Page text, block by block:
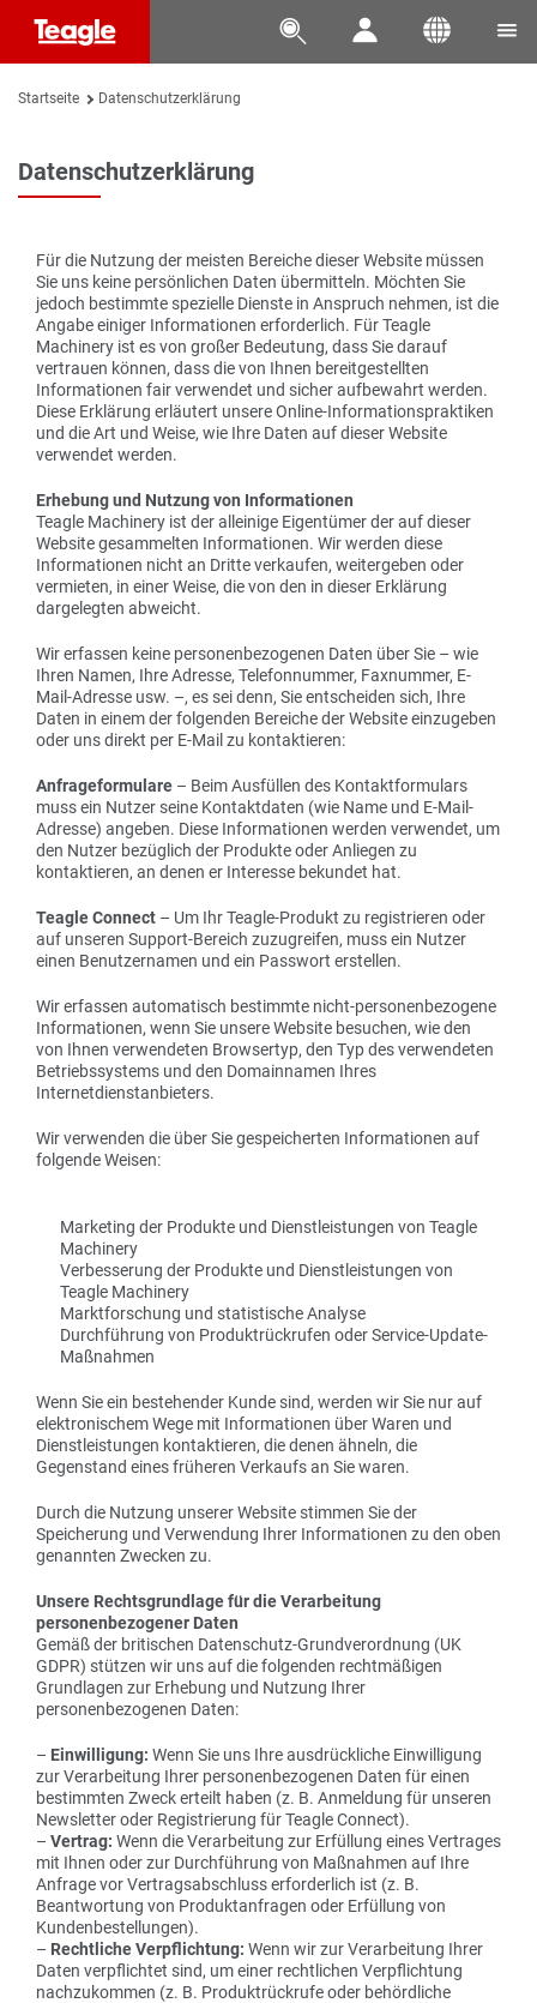
   
Startseite Datenschutzerklärung
Datenschutzerklärung
Für die Nutzung der meisten Bereiche dieser Website müssen
Sie uns keine persönlichen Daten übermitteln. Möchten Sie
jedoch bestimmte spezielle Dienste in Anspruch nehmen, ist die
Angabe einiger Informationen erforderlich. Für Teagle
Machinery ist es von großer Bedeutung, dass Sie darauf
vertrauen können, dass die von Ihnen bereitgestellten
Informationen fair verwendet und sicher aufbewahrt werden.
Diese Erklärung erläutert unsere Online-Informationspraktiken
und die Art und Weise, wie Ihre Daten auf dieser Website
verwendet werden.
Erhebung und Nutzung von Informationen
Teagle Machinery ist der alleinige Eigentümer der auf dieser
Website gesammelten Informationen. Wir werden diese
Informationen nicht an Dritte verkaufen, weitergeben oder
vermieten, in einer Weise, die von den in dieser Erklärung
dargelegten abweicht.
Wir erfassen keine personenbezogenen Daten über Sie – wie
Ihren Namen, Ihre Adresse, Telefonnummer, Faxnummer, E-
Mail-Adresse usw. –, es sei denn, Sie entscheiden sich, Ihre
Daten in einem der folgenden Bereiche der Website einzugeben
oder uns direkt per E-Mail zu kontaktieren:
Anfrageformulare – Beim Ausfüllen des Kontaktformulars
muss ein Nutzer seine Kontaktdaten (wie Name und E-Mail-
Adresse) angeben. Diese Informationen werden verwendet, um
den Nutzer bezüglich der Produkte oder Anliegen zu
kontaktieren, an denen er Interesse bekundet hat.
Teagle Connect – Um Ihr Teagle-Produkt zu registrieren oder
auf unseren Support-Bereich zuzugreifen, muss ein Nutzer
einen Benutzernamen und ein Passwort erstellen.
Wir erfassen automatisch bestimmte nicht-personenbezogene
Informationen, wenn Sie unsere Website besuchen, wie den
von Ihnen verwendeten Browsertyp, den Typ des verwendeten
Betriebssystems und den Domainnamen Ihres
Internetdienstanbieters.
Wir verwenden die über Sie gespeicherten Informationen auf
folgende Weisen:
Marketing der Produkte und Dienstleistungen von Teagle
Machinery
Verbesserung der Produkte und Dienstleistungen von
Teagle Machinery
Marktforschung und statistische Analyse
Durchführung von Produktrückrufen oder Service-Update-
Maßnahmen
Wenn Sie ein bestehender Kunde sind, werden wir Sie nur auf
elektronischem Wege mit Informationen über Waren und
Dienstleistungen kontaktieren, die denen ähneln, die
Gegenstand eines früheren Verkaufs an Sie waren.
Durch die Nutzung unserer Website stimmen Sie der
Speicherung und Verwendung Ihrer Informationen zu den oben
genannten Zwecken zu.
Unsere Rechtsgrundlage für die Verarbeitung
personenbezogener Daten
Gemäß der britischen Datenschutz-Grundverordnung (UK
GDPR) stützen wir uns auf die folgenden rechtmäßigen
Grundlagen zur Erhebung und Nutzung Ihrer
personenbezogenen Daten:
– Einwilligung: Wenn Sie uns Ihre ausdrückliche Einwilligung
zur Verarbeitung Ihrer personenbezogenen Daten für einen
bestimmten Zweck erteilt haben (z. B. Anmeldung für unseren
Newsletter oder Registrierung für Teagle Connect).
– Vertrag: Wenn die Verarbeitung zur Erfüllung eines Vertrages
mit Ihnen oder zur Durchführung von Maßnahmen auf Ihre
Anfrage vor Vertragsabschluss erforderlich ist (z. B.
Beantwortung von Produktanfragen oder Erfüllung von
Kundenbestellungen).
– Rechtliche Verpflichtung: Wenn wir zur Verarbeitung Ihrer
Daten verpflichtet sind, um einer rechtlichen Verpflichtung
nachzukommen (z. B. Produktrückrufe oder behördliche